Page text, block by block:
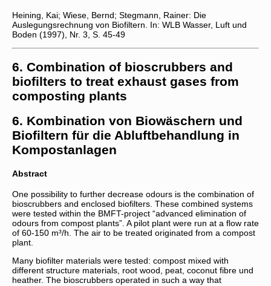
Heining, Kai; Wiese, Bernd; Stegmann, Rainer: Die
Auslegungsrechnung von Biofiltern. In: WLB Wasser, Luft und
Boden (1997), Nr. 3, S. 45-49
6. Combination of bioscrubbers and
biofilters to treat exhaust gases from
composting plants
6. Kombination von Biowäschern und
Biofiltern für die Abluftbehandlung in
Kompostanlagen
Abstract
One possibility to further decrease odours is the combination of
bioscrubbers and enclosed biofilters. These combined systems
were tested within the BMFT-project “advanced elimination of
odours from compost plants”. A pilot plant were run at a flow rate
of 60-150 m³/h. The air to be treated originated from a compost
plant.
Many biofilter materials were tested: compost mixed with
different structure materials, root wood, peat, coconut fibre und
heather. The bioscrubbers operated in such a way that